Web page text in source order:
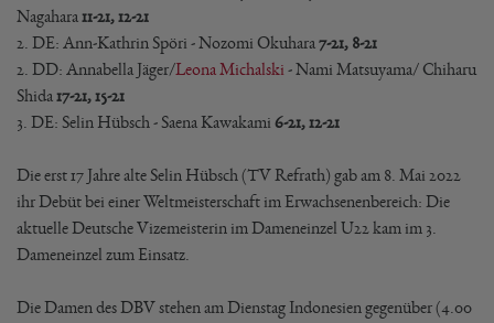
Nagahara 11-21, 12-21
2. DE: Ann-Kathrin Spöri - Nozomi Okuhara 7-21, 8-21
2. DD: Annabella Jäger/Leona Michalski - Nami Matsuyama/ Chiharu
Shida 17-21, 15-21
3. DE: Selin Hübsch - Saena Kawakami 6-21, 12-21
Die erst 17 Jahre alte Selin Hübsch (TV Refrath) gab am 8. Mai 2022
ihr Debüt bei einer Weltmeisterschaft im Erwachsenenbereich: Die
aktuelle Deutsche Vizemeisterin im Dameneinzel U22 kam im 3.
Dameneinzel zum Einsatz.
Die Damen des DBV stehen am Dienstag Indonesien gegenüber (4.00